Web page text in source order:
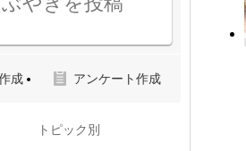
成 アンケート作成
トピック別